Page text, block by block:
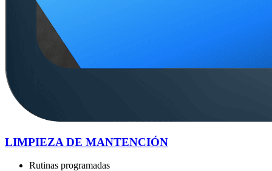
LIMPIEZA DE MANTENCIÓN
Rutinas programadas